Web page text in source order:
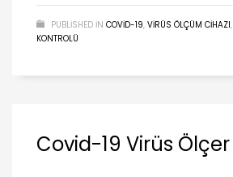
PUBLISHED IN COVID-19, VIRÜS ÖLÇÜM CIHAZI,
KONTROLÜ
Covid-19 Virüs Ölçer